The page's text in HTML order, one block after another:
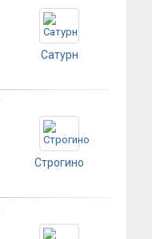
Сатурн
Строгино